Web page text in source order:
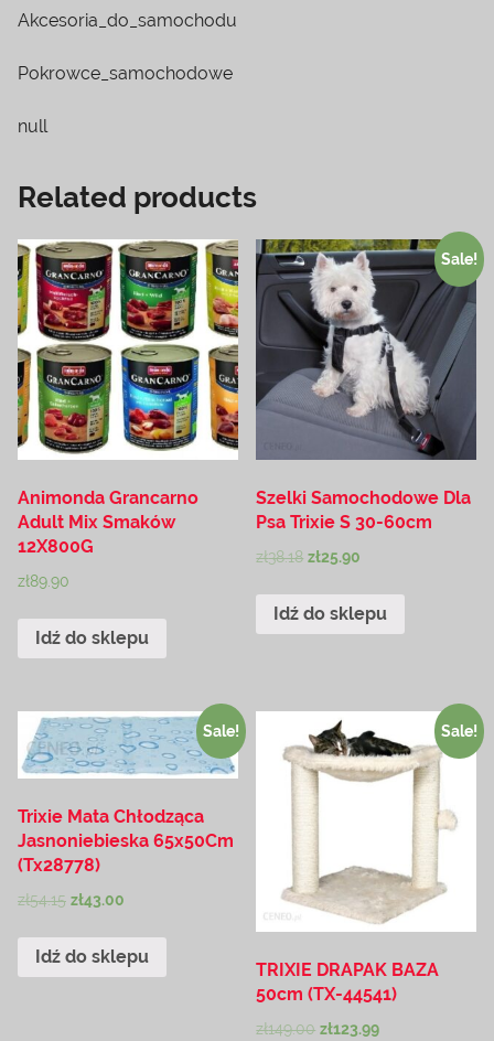
Akcesoria_do_samochodu
Pokrowce_samochodowe
null
Related products
Animonda Grancarno
Adult Mix Smaków
12X800G
zł89.90
Idź do sklepu
Sale!
Szelki Samochodowe Dla
Psa Trixie S 30-60cm
zł38.18 zł25.90
Idź do sklepu
Sale!
Trixie Mata Chłodząca
Jasnoniebieska 65x50Cm
(Tx28778)
zł54.15 zł43.00
Idź do sklepu
Sale!
TRIXIE DRAPAK BAZA
50cm (TX-44541)
zł149.00 zł123.99